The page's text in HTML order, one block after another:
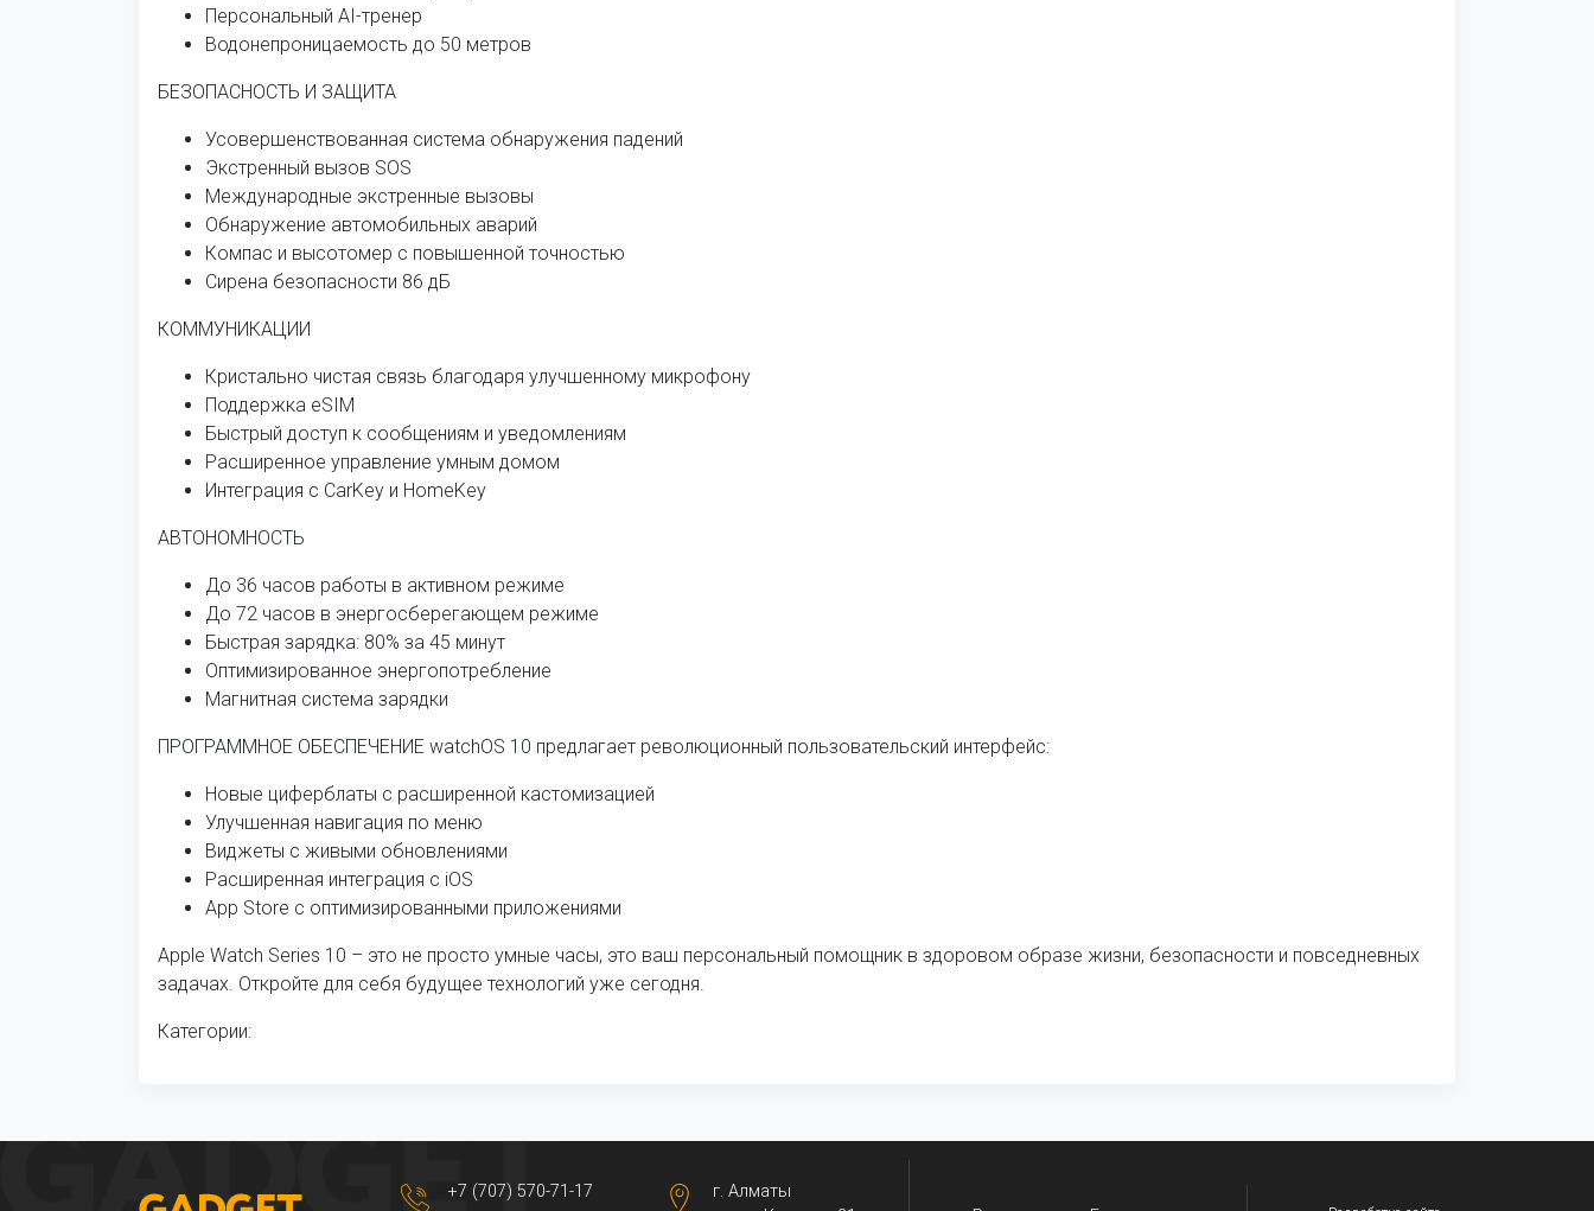
Персональный AI-тренер
Водонепроницаемость до 50 метров
БЕЗОПАСНОСТЬ И ЗАЩИТА
Усовершенствованная система обнаружения падений
Экстренный вызов SOS
Международные экстренные вызовы
Обнаружение автомобильных аварий
Компас и высотомер с повышенной точностью
Сирена безопасности 86 дБ
КОММУНИКАЦИИ
Кристально чистая связь благодаря улучшенному микрофону
Поддержка eSIM
Быстрый доступ к сообщениям и уведомлениям
Расширенное управление умным домом
Интеграция с CarKey и HomeKey
АВТОНОМНОСТЬ
До 36 часов работы в активном режиме
До 72 часов в энергосберегающем режиме
Быстрая зарядка: 80% за 45 минут
Оптимизированное энергопотребление
Магнитная система зарядки
ПРОГРАММНОЕ ОБЕСПЕЧЕНИЕ watchOS 10 предлагает революционный пользовательский интерфейс:
Новые циферблаты с расширенной кастомизацией
Улучшенная навигация по меню
Виджеты с живыми обновлениями
Расширенная интеграция с iOS
App Store с оптимизированными приложениями
Apple Watch Series 10 – это не просто умные часы, это ваш персональный помощник в здоровом образе жизни, безопасности и повседневных
задачах. Откройте для себя будущее технологий уже сегодня.
Категории:
+7 (707) 570-71-17
г. Алматы